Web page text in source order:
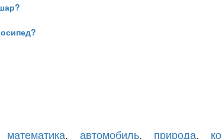
математика, автомобиль, природа,